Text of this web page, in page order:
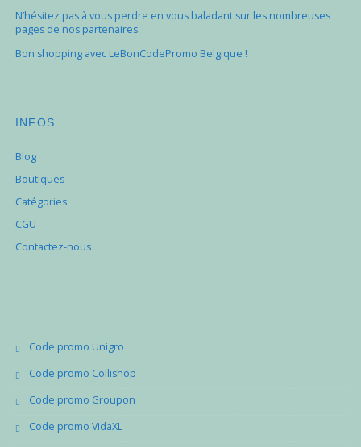
N’hésitez pas à vous perdre en vous baladant sur les nombreuses
pages de nos partenaires.
Bon shopping avec LeBonCodePromo Belgique !
INFOS
Blog
Boutiques
Catégories
CGU
Contactez-nous
Code promo Unigro
Code promo Collishop
Code promo Groupon
Code promo VidaXL